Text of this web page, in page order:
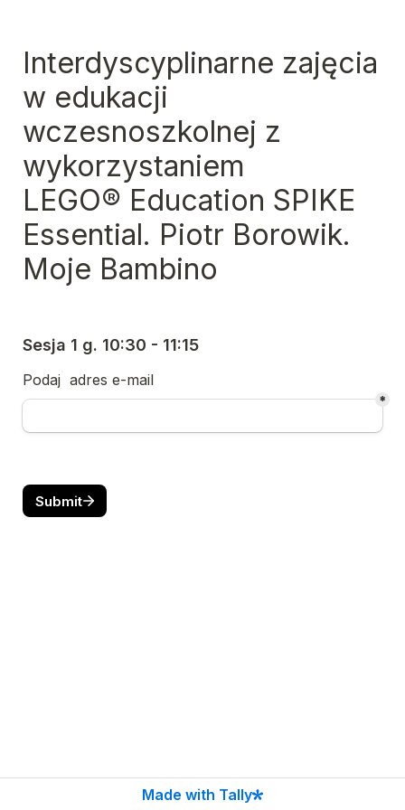
Interdyscyplinarne zajęcia
w edukacji
wczesnoszkolnej z
wykorzystaniem
LEGO® Education SPIKE
Essential. Piotr Borowik.
Moje Bambino
Sesja 1 g. 10:30 - 11:15
Podaj  adres e-mail
*
Submit
Made with Tally